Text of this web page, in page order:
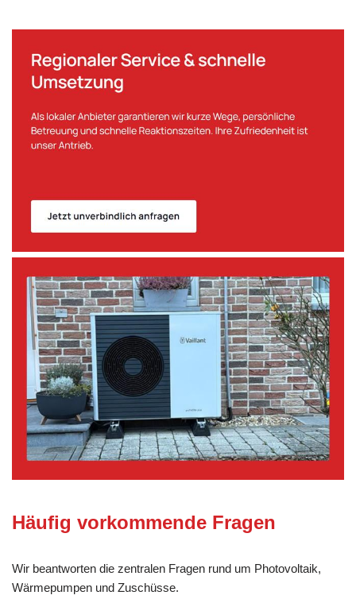
Häufig vorkommende Fragen
Wir beantworten die zentralen Fragen rund um Photovoltaik,
Wärmepumpen und Zuschüsse.